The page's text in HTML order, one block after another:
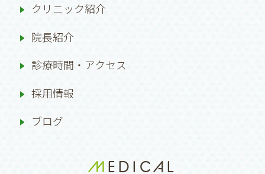
クリニック紹介
院長紹介
診療時間・アクセス
採用情報
ブログ
MEDICAL